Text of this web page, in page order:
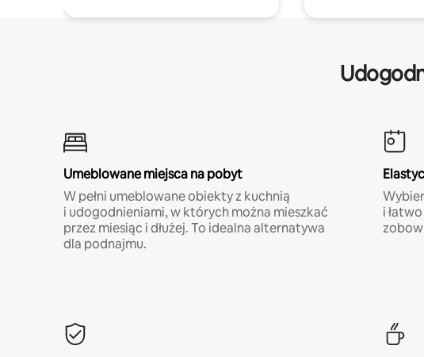
Umeblowane miejsca na pobyt
W pełni umeblowane obiekty z kuchnią
i udogodnieniami, w których można mieszkać
przez miesiąc i dłużej. To idealna alternatywa
dla podnajmu.
i